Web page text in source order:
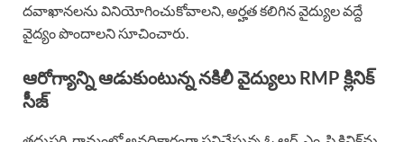
దవాఖానలను వినియోగించుకోవాలని, అర్హత కలిగిన వైద్యుల వద్దే
వైద్యం పొందాలని సూచించారు.
ఆరోగ్యాన్ని ఆడుకుంటున్న నకిలీ వైద్యులు RMP క్లినిక్
సీజ్